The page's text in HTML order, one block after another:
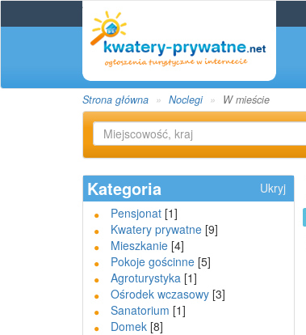
Strona główna Noclegi W mieście
Kategoria
Ukryj
Pensjonat [1]
Kwatery prywatne [9]
Mieszkanie [4]
Pokoje gościnne [5]
Agroturystyka [1]
Ośrodek wczasowy [3]
Sanatorium [1]
Domek [8]